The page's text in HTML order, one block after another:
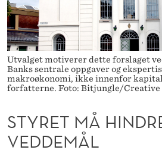
M
Å
H
D
E
N
Y
E
D
E
T
Om Bulletin
Utvalget motiverer dette forslaget
Banks sentrale oppgaver og
makroøkonomi, ikke innenfor
forfatterne. Foto: Bitjungle/Creative
STYRET MÅ
VEDDEMÅL